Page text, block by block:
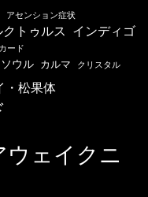
アセンション症状
クトゥルス インディゴ
ード
ウル カルマ クリスタル
・松果体
ェイクニ